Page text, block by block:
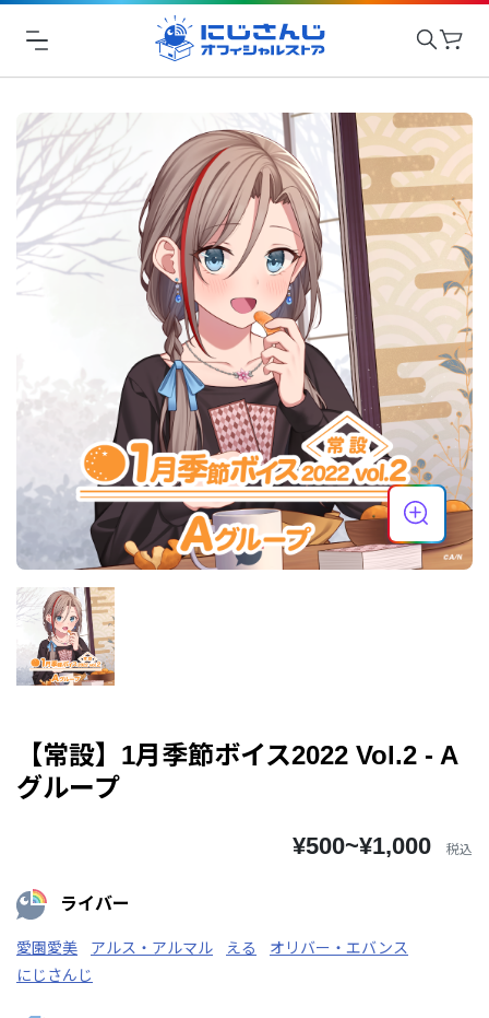
【常設】1月季節ボイス2022 Vol.2 - A
グループ
¥500~¥1,000 税込
ライバー
愛園愛美 アルス・アルマル える
オリバー・エバンス
にじさんじ